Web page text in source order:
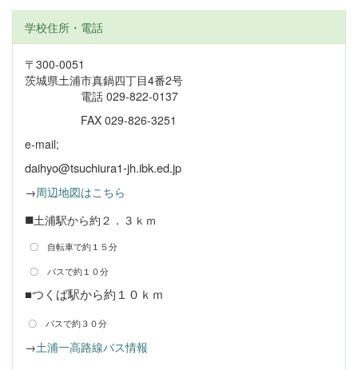
学校住所・電話
〒300-0051
茨城県土浦市真鍋四丁目4番2号
電話 029-822-0137
FAX 029-826-3251
e-mail;
daihyo@tsuchiura1-jh.ibk.ed.jp
→周辺地図はこちら
■土浦駅から約２．３ｋｍ
〇 自転車で約１５分
〇 バスで約１０分
■つくば駅から約１０ｋｍ
〇 バスで約３０分
→土浦一高路線バス情報